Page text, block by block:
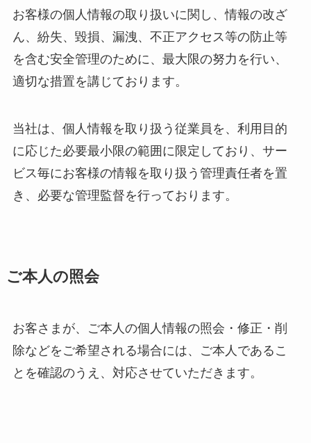
お客様の個人情報の取り扱いに関し、情報の改ざ
ん、紛失、毀損、漏洩、不正アクセス等の防止等
を含む安全管理のために、最大限の努力を行い、
適切な措置を講じております。
当社は、個人情報を取り扱う従業員を、利用目的
に応じた必要最小限の範囲に限定しており、サー
ビス毎にお客様の情報を取り扱う管理責任者を置
き、必要な管理監督を行っております。
ご本人の照会
お客さまが、ご本人の個人情報の照会・修正・削
除などをご希望される場合には、ご本人であるこ
とを確認のうえ、対応させていただきます。